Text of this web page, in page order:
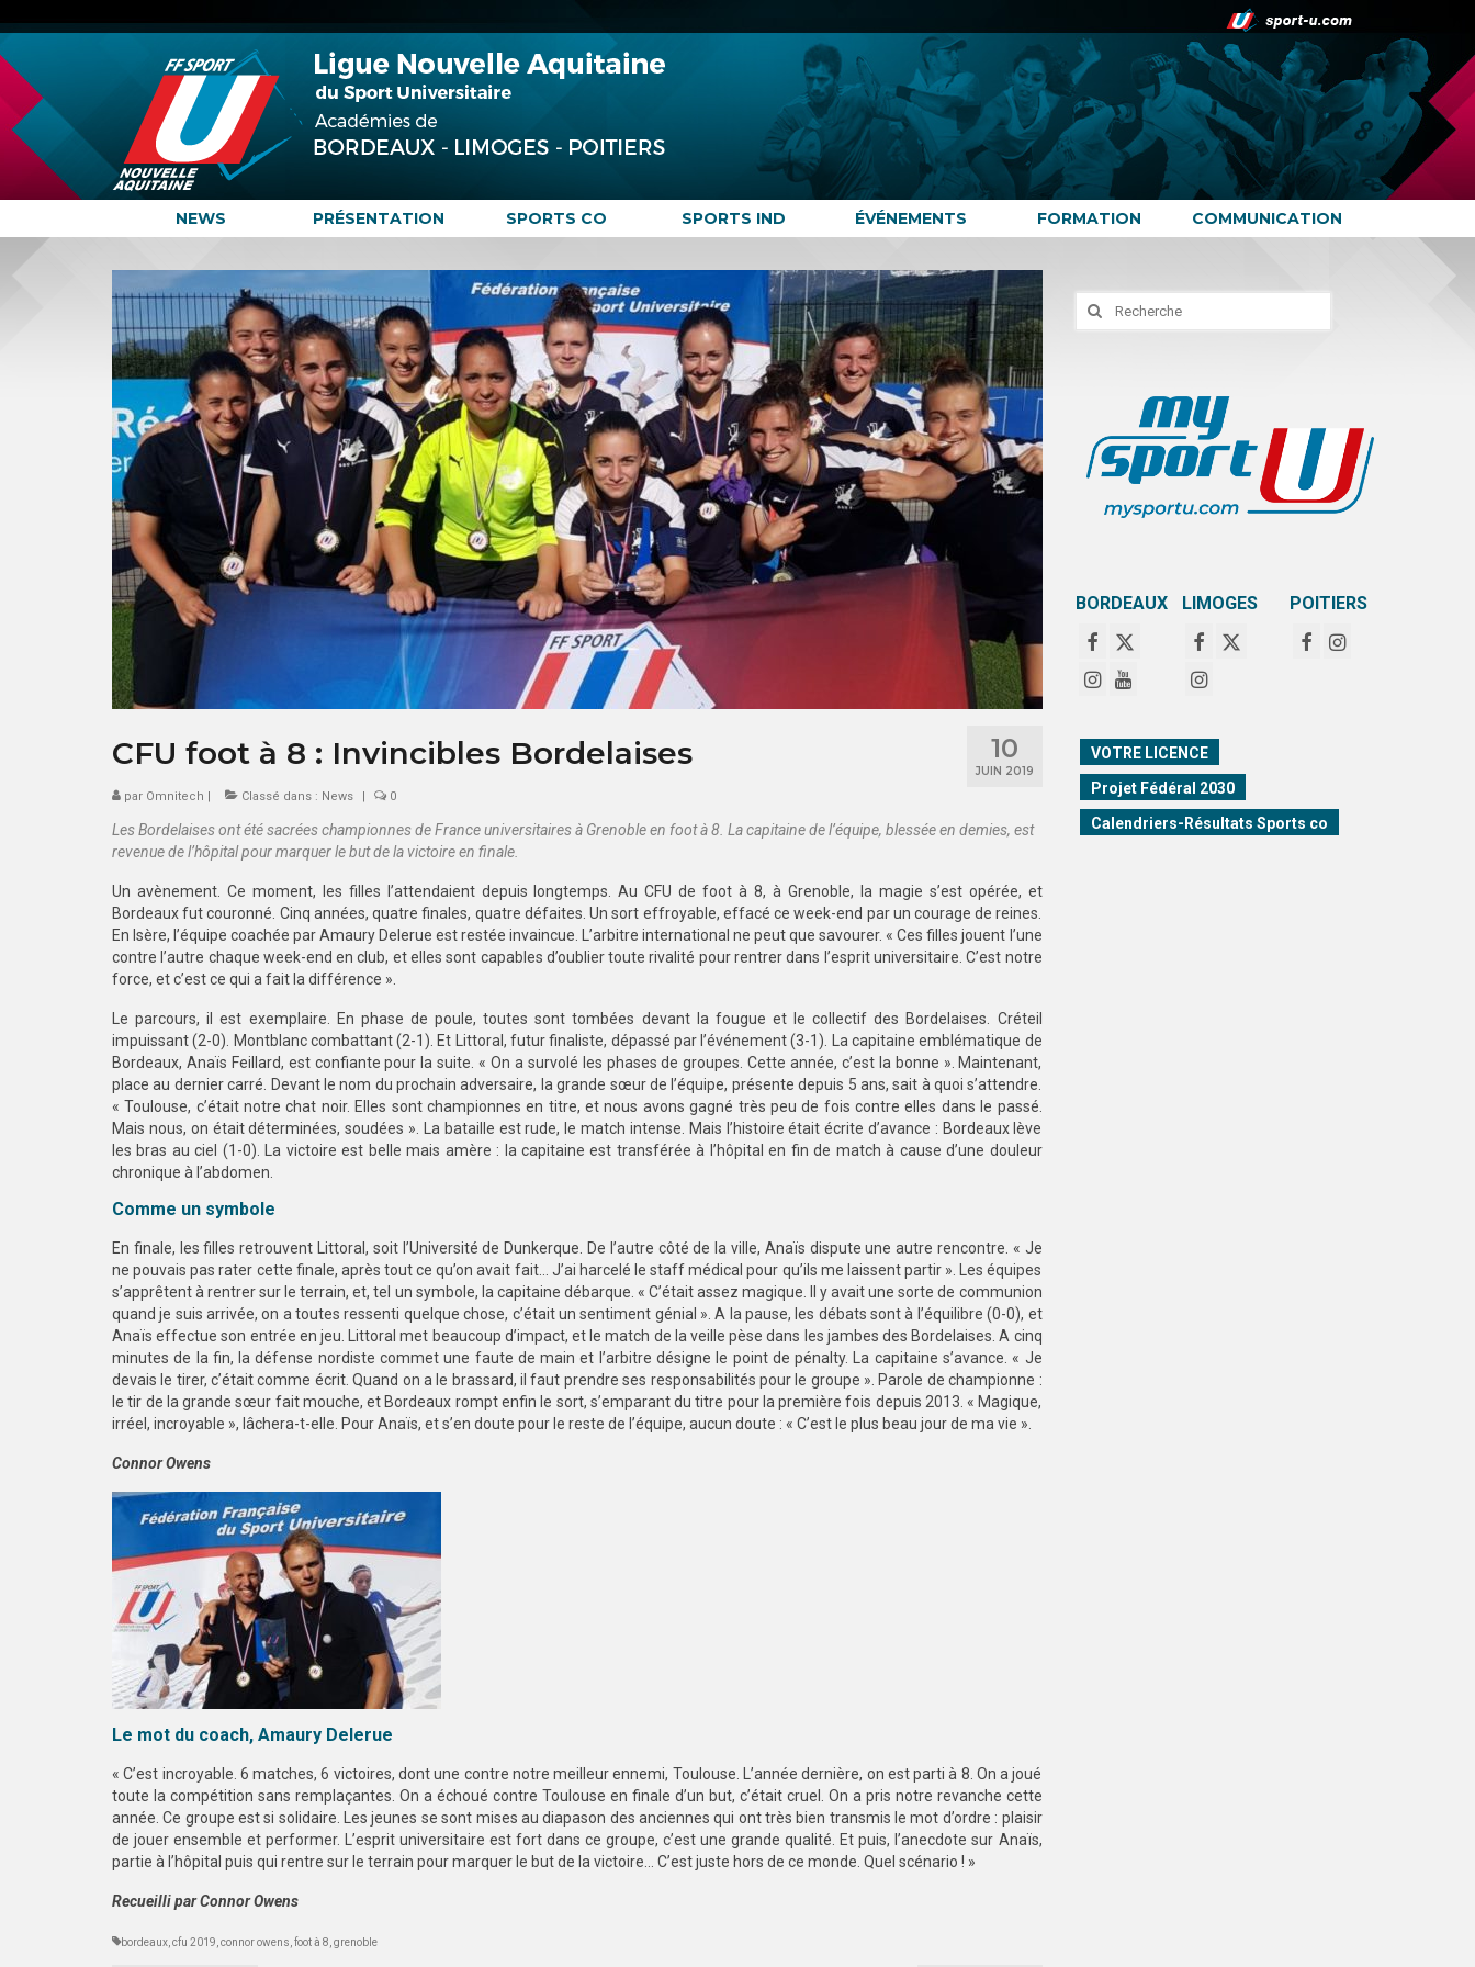
NEWS PRÉSENTATION SPORTS CO SPORTS IND ÉVÉNEMENTS FORMATION COMMUNICATION
10
JUIN 2019
CFU foot à 8 : Invincibles Bordelaises
par Omnitech | Classé dans : News | 0
Les Bordelaises ont été sacrées championnes de France universitaires à Grenoble en foot à 8. La capitaine de l’équipe, blessée en demies, est
revenue de l’hôpital pour marquer le but de la victoire en finale.
Un avènement. Ce moment, les filles l’attendaient depuis longtemps. Au CFU de foot à 8, à Grenoble, la magie s’est opérée, et
Bordeaux fut couronné. Cinq années, quatre finales, quatre défaites. Un sort effroyable, effacé ce week-end par un courage de reines.
En Isère, l’équipe coachée par Amaury Delerue est restée invaincue. L’arbitre international ne peut que savourer. « Ces filles jouent l’une
contre l’autre chaque week-end en club, et elles sont capables d’oublier toute rivalité pour rentrer dans l’esprit universitaire. C’est notre
force, et c’est ce qui a fait la différence ».
Le parcours, il est exemplaire. En phase de poule, toutes sont tombées devant la fougue et le collectif des Bordelaises. Créteil
impuissant (2-0). Montblanc combattant (2-1). Et Littoral, futur finaliste, dépassé par l’événement (3-1). La capitaine emblématique de
Bordeaux, Anaïs Feillard, est confiante pour la suite. « On a survolé les phases de groupes. Cette année, c’est la bonne ». Maintenant,
place au dernier carré. Devant le nom du prochain adversaire, la grande sœur de l’équipe, présente depuis 5 ans, sait à quoi s’attendre.
« Toulouse, c’était notre chat noir. Elles sont championnes en titre, et nous avons gagné très peu de fois contre elles dans le passé.
Mais nous, on était déterminées, soudées ». La bataille est rude, le match intense. Mais l’histoire était écrite d’avance : Bordeaux lève
les bras au ciel (1-0). La victoire est belle mais amère : la capitaine est transférée à l’hôpital en fin de match à cause d’une douleur
chronique à l’abdomen.
Comme un symbole
En finale, les filles retrouvent Littoral, soit l’Université de Dunkerque. De l’autre côté de la ville, Anaïs dispute une autre rencontre. « Je
ne pouvais pas rater cette finale, après tout ce qu’on avait fait… J’ai harcelé le staff médical pour qu’ils me laissent partir ». Les équipes
s’apprêtent à rentrer sur le terrain, et, tel un symbole, la capitaine débarque. « C’était assez magique. Il y avait une sorte de communion
quand je suis arrivée, on a toutes ressenti quelque chose, c’était un sentiment génial ». A la pause, les débats sont à l’équilibre (0-0), et
Anaïs effectue son entrée en jeu. Littoral met beaucoup d’impact, et le match de la veille pèse dans les jambes des Bordelaises. A cinq
minutes de la fin, la défense nordiste commet une faute de main et l’arbitre désigne le point de pénalty. La capitaine s’avance. « Je
devais le tirer, c’était comme écrit. Quand on a le brassard, il faut prendre ses responsabilités pour le groupe ». Parole de championne :
le tir de la grande sœur fait mouche, et Bordeaux rompt enfin le sort, s’emparant du titre pour la première fois depuis 2013. « Magique,
irréel, incroyable », lâchera-t-elle. Pour Anaïs, et s’en doute pour le reste de l’équipe, aucun doute : « C’est le plus beau jour de ma vie ».
Connor Owens
Le mot du coach, Amaury Delerue
« C’est incroyable. 6 matches, 6 victoires, dont une contre notre meilleur ennemi, Toulouse. L’année dernière, on est parti à 8. On a joué
toute la compétition sans remplaçantes. On a échoué contre Toulouse en finale d’un but, c’était cruel. On a pris notre revanche cette
année. Ce groupe est si solidaire. Les jeunes se sont mises au diapason des anciennes qui ont très bien transmis le mot d’ordre : plaisir
de jouer ensemble et performer. L’esprit universitaire est fort dans ce groupe, c’est une grande qualité. Et puis, l’anecdote sur Anaïs,
partie à l’hôpital puis qui rentre sur le terrain pour marquer le but de la victoire… C’est juste hors de ce monde. Quel scénario ! »
Recueilli par Connor Owens
bordeaux cfu 2019 connor owens foot à 8 grenoble
Rechercher
BORDEAUX LIMOGES POITIERS
VOTRE LICENCE
Projet Fédéral 2030
Calendriers-Résultats Sports co